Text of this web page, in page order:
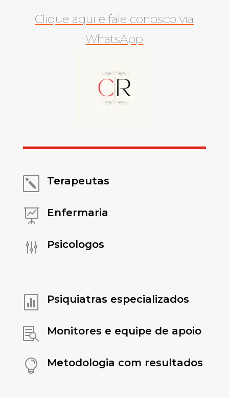
Clique aqui e fale conosco via
WhatsApp
k Terapeutas
 Enfermaria
g Psicologos
 Psiquiatras especializados
 Monitores e equipe de apoio
 Metodologia com resultados